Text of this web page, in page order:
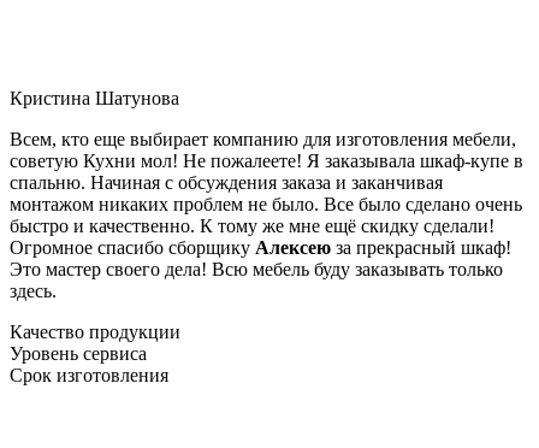
Кристина Шатунова
Всем, кто еще выбирает компанию для изготовления мебели,
советую Кухни мол! Не пожалеете! Я заказывала шкаф-купе в
спальню. Начиная с обсуждения заказа и заканчивая
монтажом никаких проблем не было. Все было сделано очень
быстро и качественно. К тому же мне ещё скидку сделали!
Огромное спасибо сборщику Алексею за прекрасный шкаф!
Это мастер своего дела! Всю мебель буду заказывать только
здесь.
Качество продукции
Уровень сервиса
Срок изготовления